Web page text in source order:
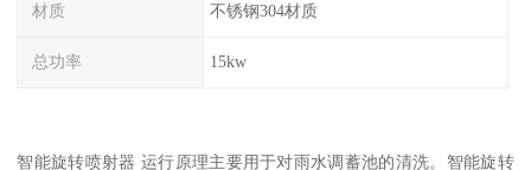
材质 不锈钢304材质
总功率 15kw
智能旋转喷射器 运行原理主要用于对雨水调蓄池的清洗。智能旋转